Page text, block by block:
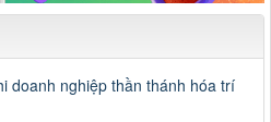
doanh nghiệp thần thánh hóa trí